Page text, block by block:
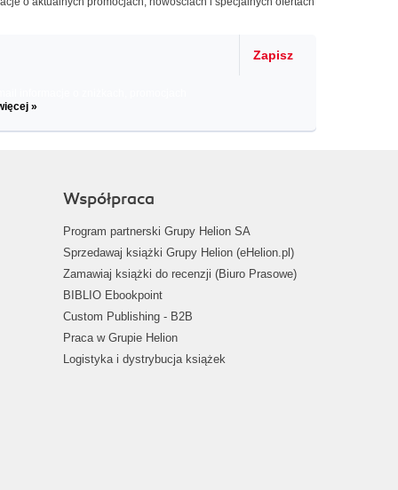
Zapisz
»
Współpraca
Program partnerski Grupy Helion SA
Sprzedawaj książki Grupy Helion (eHelion.pl)
Zamawiaj książki do recenzji (Biuro Prasowe)
BIBLIO Ebookpoint
Custom Publishing - B2B
Praca w Grupie Helion
Logistyka i dystrybucja książek